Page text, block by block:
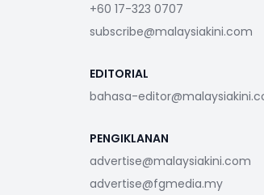
+60 17-323 0707
subscribe@malaysiakini.com
EDITORIAL
bahasa-
PENGIKLANAN
advertise@malaysiakini.com
advertise@fgmedia.my